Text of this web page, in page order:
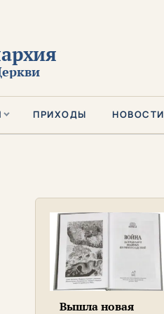
ПРИХОДЫ НОВОСТИ
Вышла новая